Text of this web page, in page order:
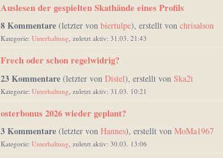
Auslesen der gespielten Skathände eines Profils
8 Kommentare(letzter von biertulpe), erstellt von chrisalson
Kategorie: Unterhaltung, zuletzt aktiv: 31.03. 21:43
Frech oder schon regelwidrig?
23 Kommentare(letzter von Distel), erstellt von Ska2t
Kategorie: Unterhaltung , zuletzt aktiv: 31.03. 10:21
osterbonus 2026 wieder geplant?
3 Kommentare(letzter von Hannes), erstellt von MoMa1967
Kategorie: Unterhaltung , zuletzt aktiv: 30.03. 13:06